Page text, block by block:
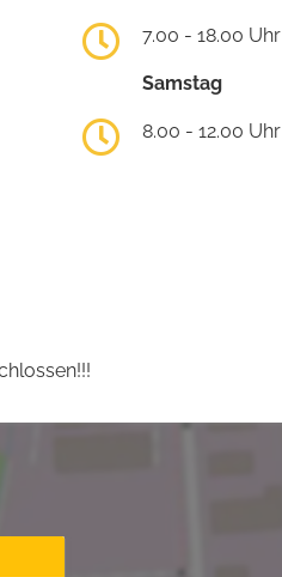
7.00 - 18.00 Uhr
Samstag
8.00 - 12.00 Uhr